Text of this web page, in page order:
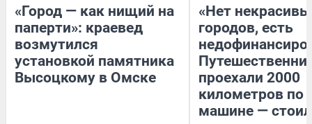
«Город — как нищий на
паперти»: краевед
возмутился
установкой памятника
Высоцкому в Омске
«Нет
городов, есть
проехали 2000
километров по
машине —